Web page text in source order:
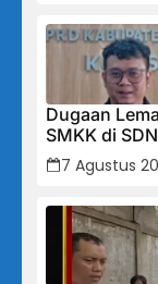
Dugaan
SMKK di
Tidak Akan
7 Agustus